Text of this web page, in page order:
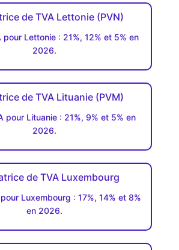
de TVA Lettonie (PVN)
pour Lettonie : 21%, 12% et 5% en
2026.
de TVA Lituanie (PVM)
pour Lituanie : 21%, 9% et 5% en
2026.
de TVA Luxembourg
Luxembourg : 17%, 14% et 8%
en 2026.